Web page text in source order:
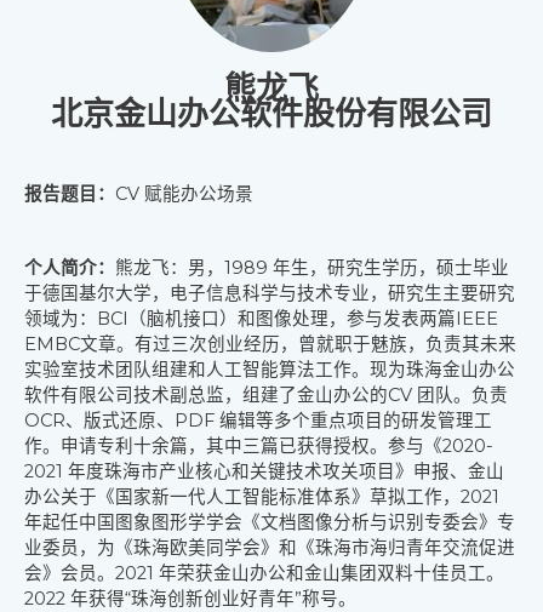
熊龙飞
北京金山办公软件股份有限公司
报告题目： CV 赋能办公场景
个人简介： 熊龙飞：男，1989 年生，研究生学历，硕士毕业
于德国基尔大学，电子信息科学与技术专业，研究生主要研究
领域为：BCI（脑机接口）和图像处理，参与发表两篇IEEE
EMBC文章。有过三次创业经历，曾就职于魅族，负责其未来
实验室技术团队组建和人工智能算法工作。现为珠海金山办公
软件有限公司技术副总监，组建了金山办公的CV 团队。负责
OCR、版式还原、PDF 编辑等多个重点项目的研发管理工
作。申请专利十余篇，其中三篇已获得授权。 参与《2020-
2021 年度珠海市产业核心和关键技术攻关项目》申报、金山
办公关于《国家新一代人工智能标准体系》草拟工作，2021
年起任中国图象图形学学会《文档图像分析与识别专委会》专
业委员，为《珠海欧美同学会》和《珠海市海归青年交流促进
会》会员。2021 年荣获金山办公和金山集团双料十佳员工。
2022 年获得“珠海创新创业好青年”称号。